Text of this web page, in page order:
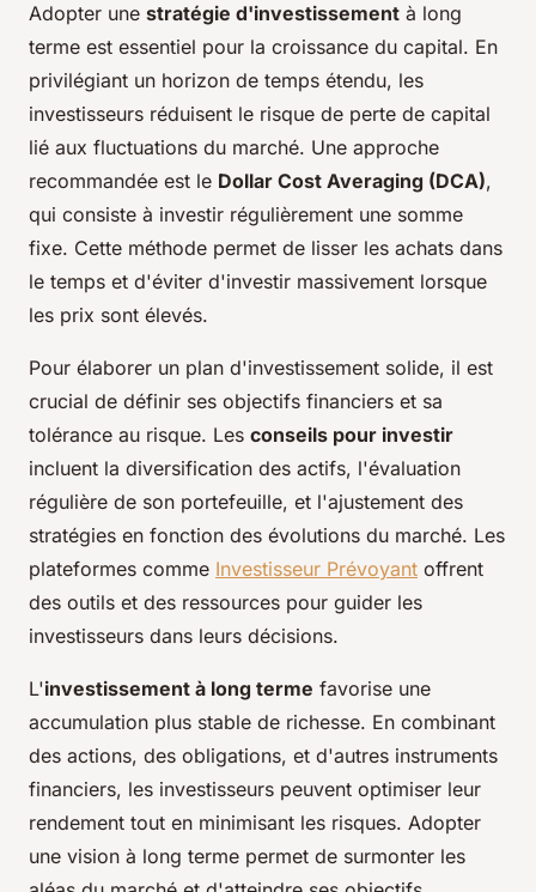
Adopter une stratégie d'investissement à long
terme est essentiel pour la croissance du capital. En
privilégiant un horizon de temps étendu, les
investisseurs réduisent le risque de perte de capital
lié aux fluctuations du marché. Une approche
recommandée est le Dollar Cost Averaging (DCA),
qui consiste à investir régulièrement une somme
fixe. Cette méthode permet de lisser les achats dans
le temps et d'éviter d'investir massivement lorsque
les prix sont élevés.
Pour élaborer un plan d'investissement solide, il est
crucial de définir ses objectifs financiers et sa
tolérance au risque. Les conseils pour investir
incluent la diversification des actifs, l'évaluation
régulière de son portefeuille, et l'ajustement des
stratégies en fonction des évolutions du marché. Les
plateformes comme Investisseur Prévoyant offrent
des outils et des ressources pour guider les
investisseurs dans leurs décisions.
L'investissement à long terme favorise une
accumulation plus stable de richesse. En combinant
des actions, des obligations, et d'autres instruments
financiers, les investisseurs peuvent optimiser leur
rendement tout en minimisant les risques. Adopter
une vision à long terme permet de surmonter les